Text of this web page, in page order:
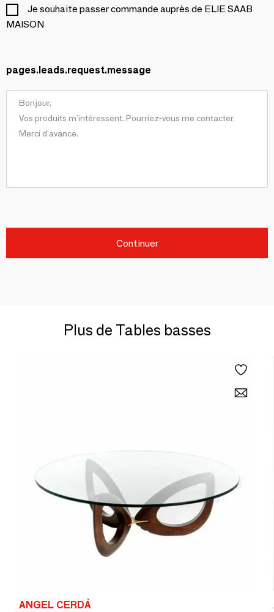
Je souhaite passer commande auprès de ELIE SAAB
MAISON
pages.leads.request.message
Continuer
Plus de Tables basses
ANGEL CERDÁ